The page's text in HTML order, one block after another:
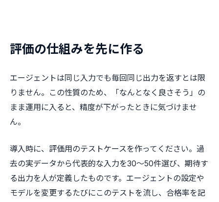
評価の仕組みを先に作る
エージェントは同じ入力でも毎回同じ出力を返すとは限
りません。この性質のため、「なんとなく良さそう」の
まま運用に入ると、精度が下がったときに気づけませ
ん。
導入時に、評価用のテストケースを作ってください。過
去の実データから代表的な入力を30〜50件選び、期待す
る出力を人が定義したものです。エージェントの設定や
モデルを変更するたびにこのテストを流し、合格率を記